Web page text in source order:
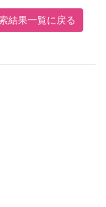
結果一覧に戻る